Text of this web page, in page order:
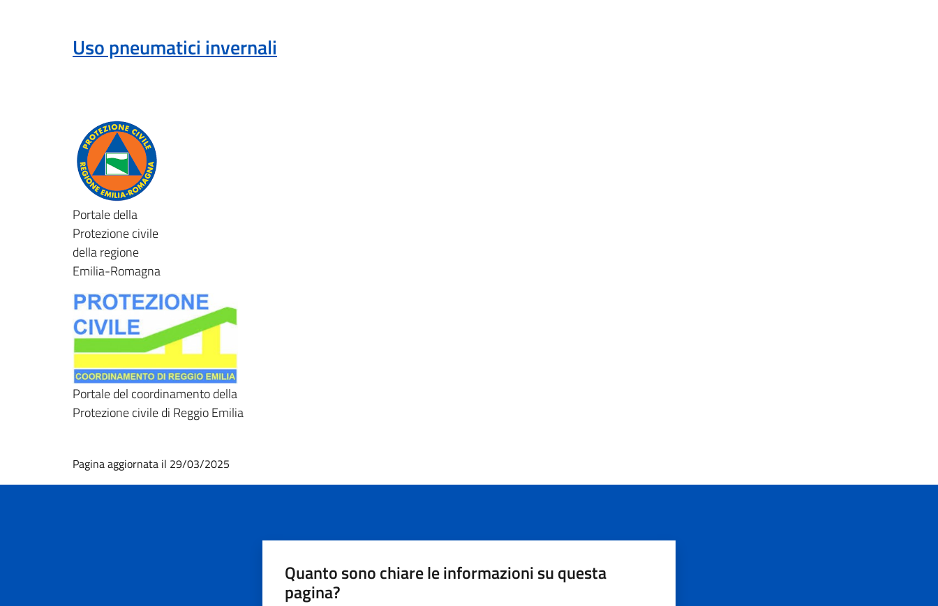
Uso pneumatici invernali
Portale della
Protezione civile
della regione
Emilia-Romagna
Portale del coordinamento della
Protezione civile di Reggio Emilia
Pagina aggiornata il 29/03/2025
Quanto sono chiare le informazioni su questa
pagina?